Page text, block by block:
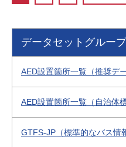
データセットグループ
AED設置箇所一覧（推奨デ
AED設置箇所一覧（自治体
GTFS-JP（標準的なバス情